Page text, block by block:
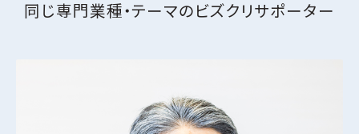
同じ専門業種・テーマの ビズクリサポーター